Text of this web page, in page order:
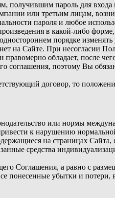
получившим пароль для
или третьим лицам,
пароля и любое
в какой-либо
порядке
на Сайте. При несогласии
обладает, после
поэтому Вы
договор, то
или нормы
к нарушению
на страницах Сайта,
средства
Соглашения, а равно с
понесенные убытки и